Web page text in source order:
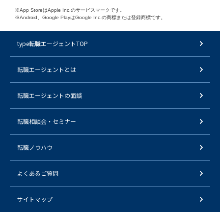
※App StoreはApple Inc.のサービスマークです。
※Android、Google PlayはGoogle Inc.の商標または登録商標です。
type転職エージェントTOP
転職エージェントとは
転職エージェントの面談
転職相談会・セミナー
転職ノウハウ
よくあるご質問
サイトマップ